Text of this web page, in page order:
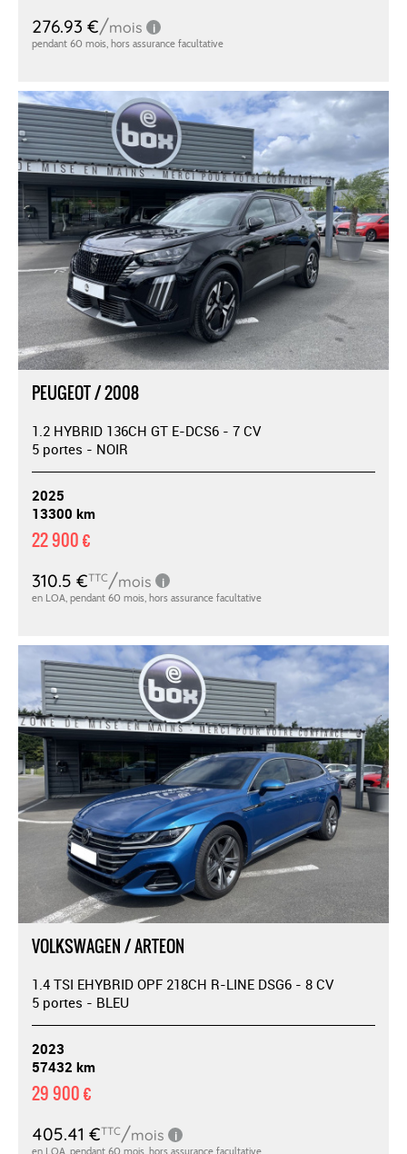
PEUGEOT / 2008
1.2 HYBRID 136CH GT E-DCS6 - 7 CV
5 portes - NOIR
2025
13300 km
22 900 €
VOLKSWAGEN / ARTEON
1.4 TSI EHYBRID OPF 218CH R-LINE DSG6 - 8 CV
5 portes - BLEU
2023
57432 km
29 900 €